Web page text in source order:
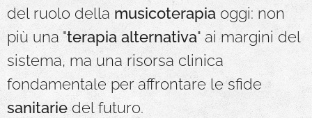
del ruolo della musicoterapia oggi: non
più una "terapiaalternativa" ai margini del
sistema, ma una risorsa clinica
fondamentale per affrontare le sfide
sanitariedel futuro.